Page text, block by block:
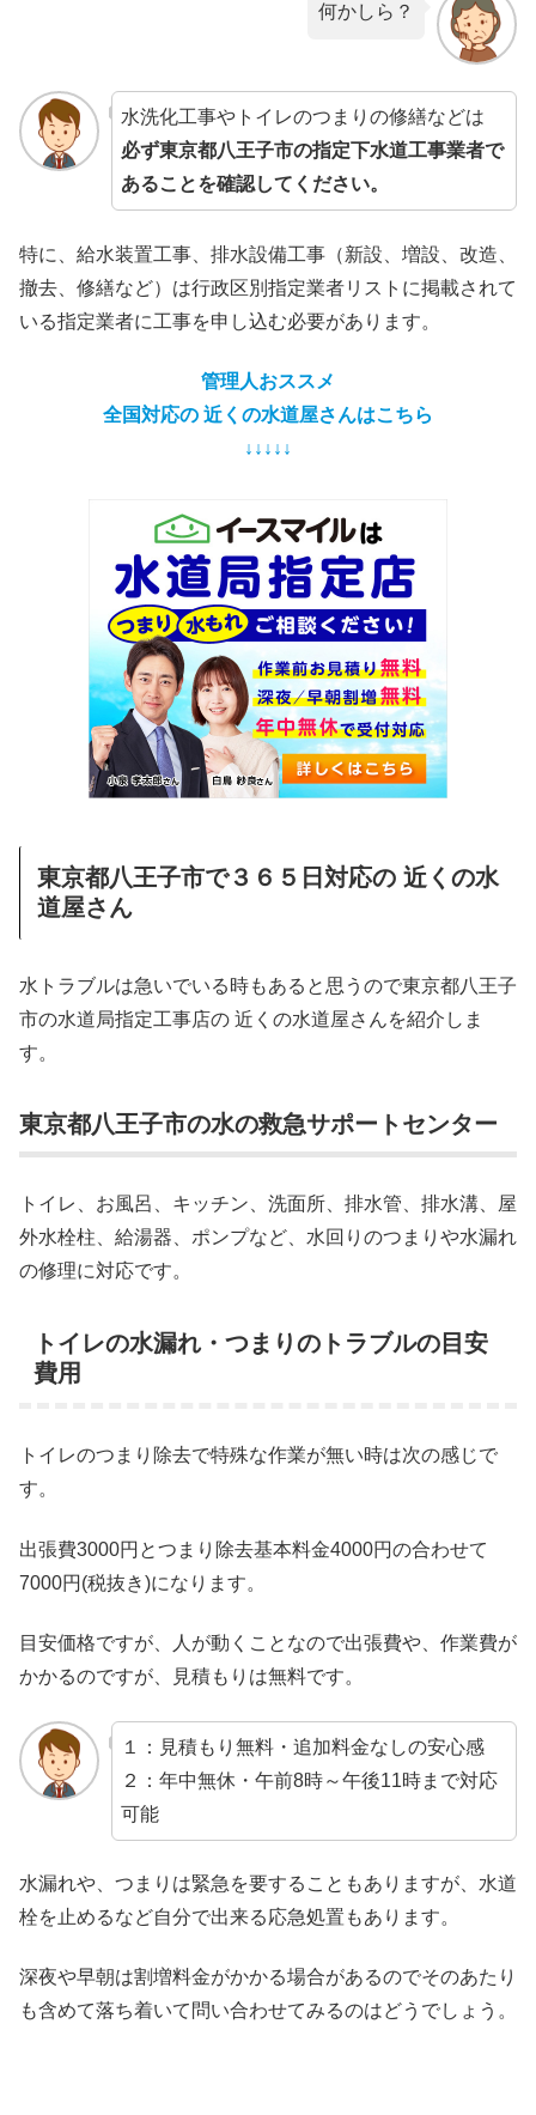
何かしら？
水洗化工事やトイレのつまりの修繕などは
必ず東京都八王子市の指定下水道工事業者で
あることを確認してください。
特に、給水装置工事、排水設備工事（新設、増設、改造、
撤去、修繕など）は行政区別指定業者リストに掲載されて
いる指定業者に工事を申し込む必要があります。
管理人おススメ
全国対応の 近くの水道屋さんはこちら
↓↓↓↓↓
東京都八王子市で３６５日対応の 近くの水
道屋さん
水トラブルは急いでいる時もあると思うので東京都八王子
市の水道局指定工事店の 近くの水道屋さんを紹介しま
す。
東京都八王子市の水の救急サポートセンター
トイレ、お風呂、キッチン、洗面所、排水管、排水溝、屋
外水栓柱、給湯器、ポンプなど、水回りのつまりや水漏れ
の修理に対応です。
トイレの水漏れ・つまりのトラブルの目安
費用
トイレのつまり除去で特殊な作業が無い時は次の感じで
す。
出張費3000円とつまり除去基本料金4000円の合わせて
7000円(税抜き)になります。
目安価格ですが、人が動くことなので出張費や、作業費が
かかるのですが、見積もりは無料です。
１：見積もり無料・追加料金なしの安心感
２：年中無休・午前8時～午後11時まで対応
可能
水漏れや、つまりは緊急を要することもありますが、水道
栓を止めるなど自分で出来る応急処置もあります。
深夜や早朝は割増料金がかかる場合があるのでそのあたり
も含めて落ち着いて問い合わせてみるのはどうでしょう。